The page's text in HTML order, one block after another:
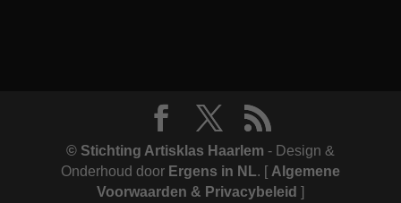
© Stichting Artisklas Haarlem - Design &
Onderhoud door Ergens in NL. [ Algemene
Voorwaarden & Privacybeleid ]